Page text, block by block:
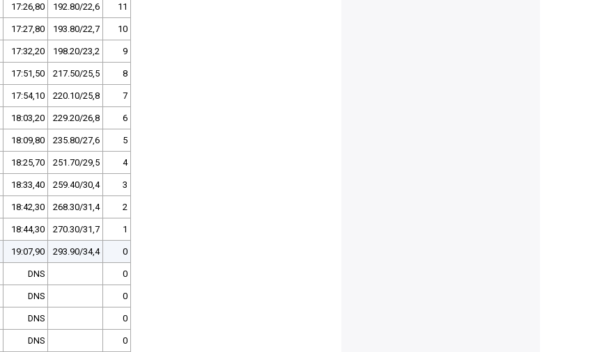
17:26,80 192.80/22,6 11
17:27,80 193.80/22,7 10
17:32,20 198.20/23,2 9
17:51,50 217.50/25,5 8
17:54,10 220.10/25,8 7
18:03,20 229.20/26,8 6
18:09,80 235.80/27,6 5
18:25,70 251.70/29,5 4
18:33,40 259.40/30,4 3
18:42,30 268.30/31,4 2
18:44,30 270.30/31,7 1
19:07,90 293.90/34,4 0
DNS 0
DNS 0
DNS 0
DNS 0